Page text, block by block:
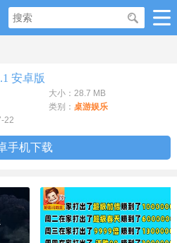
安卓版
大小：28.7 MB
类别： 桌游娱乐
22
手机下载